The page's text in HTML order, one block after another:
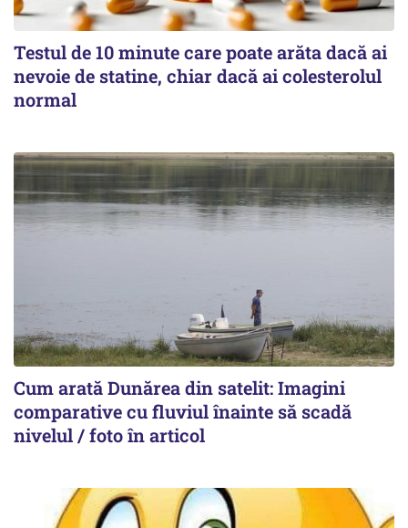
Testul de 10 minute care poate arăta dacă ai
nevoie de statine, chiar dacă ai colesterolul
normal
Cum arată Dunărea din satelit: Imagini
comparative cu fluviul înainte să scadă
nivelul / foto în articol